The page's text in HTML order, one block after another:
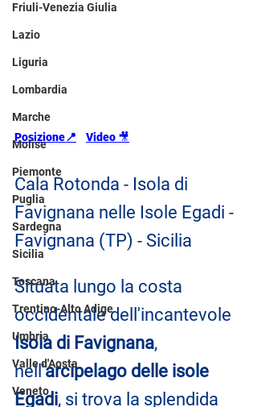
Friuli-Venezia Giulia
Lazio
Liguria
Lombardia
Marche
Molise
Piemonte
Puglia
Sardegna
Sicilia
Toscana
Trentino-Alto Adige
Umbria
Valle d'Aosta
Veneto
Posizione📍 Video 🎥
Cala Rotonda - Isola di
Favignana nelle Isole Egadi -
Favignana (TP) - Sicilia
Situata lungo la costa
occidentale dell'incantevole
Isola di Favignana,
nell'arcipelago delle isole
Egadi, si trova la splendida